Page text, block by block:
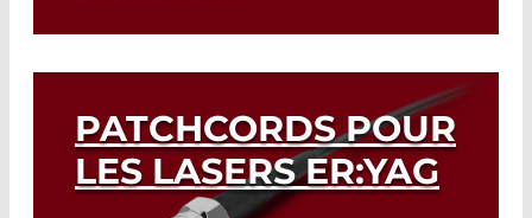
Read More
PATCHCORDS POUR
LES LASERS ER:YAG